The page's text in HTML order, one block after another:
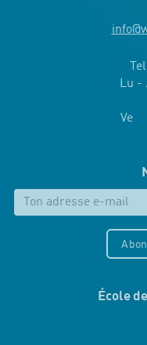
info@
Lu -
Ve
École